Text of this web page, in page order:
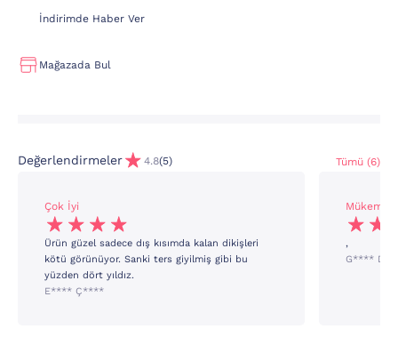
İndirimde Haber Ver
Mağazada Bul
Değerlendirmeler 4.8(5) Tümü (6)
Çok İyi
Ürün güzel sadece dış kısımda kalan dikişleri
kötü görünüyor. Sanki ters giyilmiş gibi bu
yüzden dört yıldız.
E**** Ç****
,
G****